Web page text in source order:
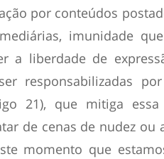
por conteúdos
imunidade que
a liberdade de
responsabilizadas
21), que mitiga essa
de cenas de nudez ou
momento que